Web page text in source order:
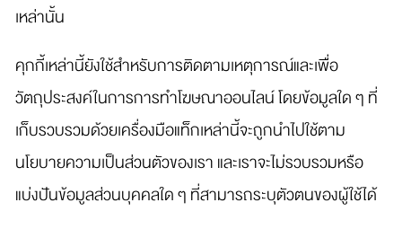
เหล่านั้น
คุกกี้เหล่านี้ยังใช้สำหรับการติดตามเหตุการณ์และเพื่อ
วัตถุประสงค์ในการการทำโฆษณาออนไลน์ โดยข้อมูลใด ๆ ที่
เก็บรวบรวมด้วยเครื่องมือแท็กเหล่านี้จะถูกนำไปใช้ตาม
นโยบายความเป็นส่วนตัวของเรา และเราจะไม่รวบรวมหรือ
แบ่งปันข้อมูลส่วนบุคคลใด ๆ ที่สามารถระบุตัวตนของผู้ใช้ได้